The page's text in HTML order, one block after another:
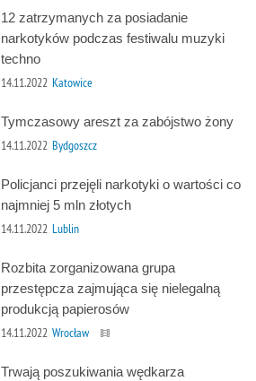
12 zatrzymanych za posiadanie
narkotyków podczas festiwalu muzyki
techno
14.11.2022 Katowice
Tymczasowy areszt za zabójstwo żony
14.11.2022 Bydgoszcz
Policjanci przejęli narkotyki o wartości co
najmniej 5 mln złotych
14.11.2022 Lublin
Rozbita zorganizowana grupa
przestępcza zajmująca się nielegalną
produkcją papierosów
14.11.2022 Wrocław
Trwają poszukiwania wędkarza